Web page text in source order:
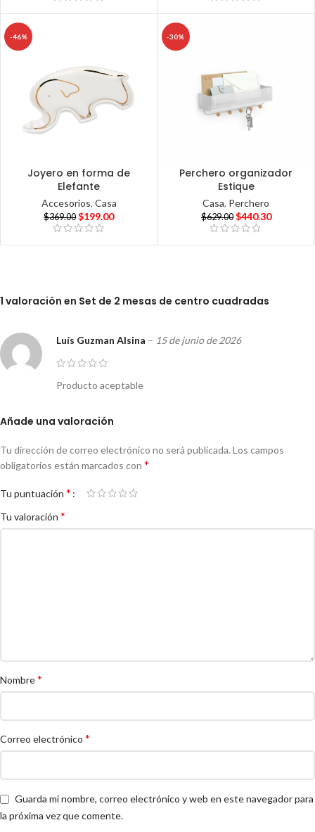
-46%
Joyero en forma de
Elefante
Accesorios, Casa
$369.00 $199.00
-30%
Perchero organizador
Estique
Casa, Perchero
$629.00 $440.30
1 valoración en Set de 2 mesas de centro cuadradas
Luís Guzman Alsina – 15 de junio de 2026
Producto aceptable
Añade una valoración
Tu dirección de correo electrónico no será publicada. Los campos
obligatorios están marcados con *
Tu puntuación *
Tu valoración *
Nombre*
Correo electrónico *
Guarda mi nombre, correo electrónico y web en este navegador para
la próxima vez que comente.